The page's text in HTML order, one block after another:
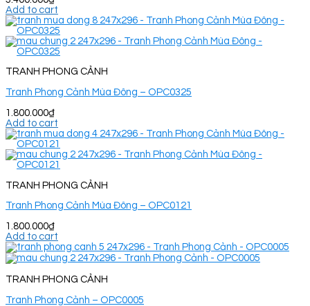
Add to cart
TRANH PHONG CẢNH
Tranh Phong Cảnh Mùa Đông – OPC0325
1.800.000₫
Add to cart
TRANH PHONG CẢNH
Tranh Phong Cảnh Mùa Đông – OPC0121
1.800.000₫
Add to cart
TRANH PHONG CẢNH
Tranh Phong Cảnh – OPC0005